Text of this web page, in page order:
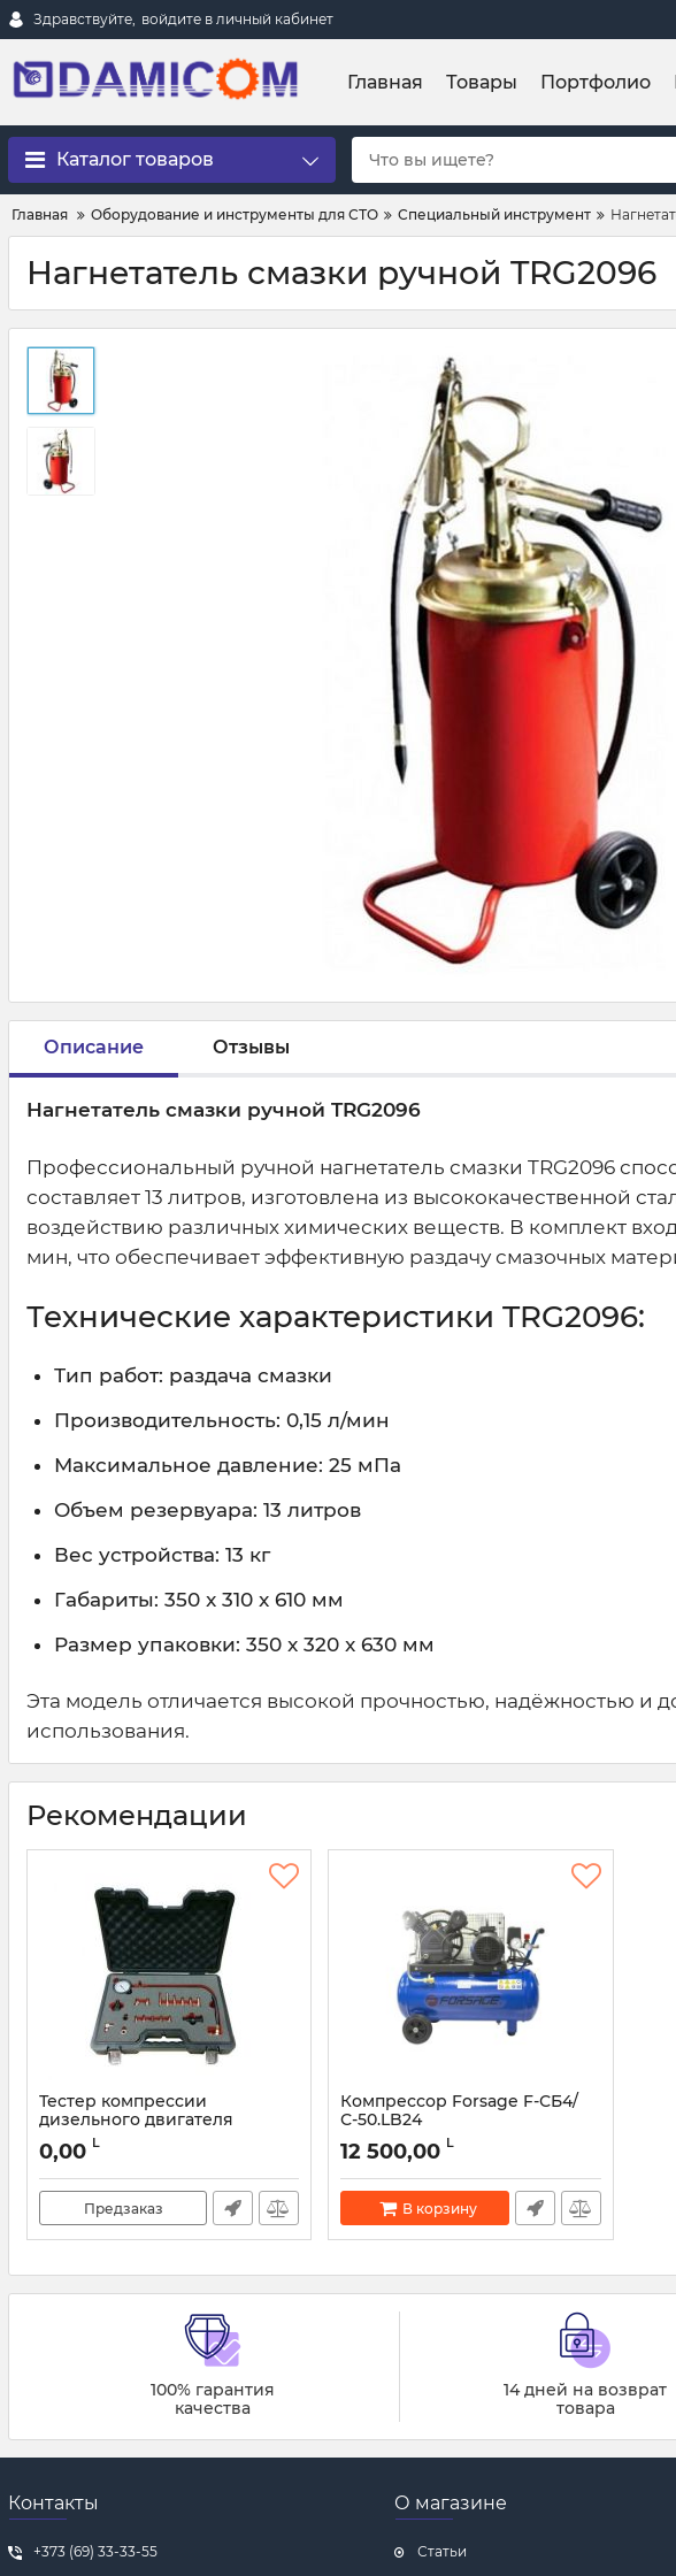
Здравствуйте, войдите в личный кабинет
Главная Товары Портфолио
Каталог товаров
Главная Оборудование и инструменты для СТО Специальный инструмент
Нагнетатель смазки ручной TRG2096
Описание Отзывы
Нагнетатель смазки ручной TRG2096
Профессиональный ручной нагнетатель смазки TRG2096
составляет 13 литров, изготовлена из высококачественной
воздействию различных химических веществ. В комплект
мин, что обеспечивает эффективную раздачу смазочных
Технические характеристики TRG2096:
Тип работ: раздача смазки
Производительность: 0,15 л/мин
Максимальное давление: 25 мПа
Объем резервуара: 13 литров
Вес устройства: 13 кг
Габариты: 350 x 310 x 610 мм
Размер упаковки: 350 x 320 x 630 мм
Эта модель отличается высокой прочностью, надёжностью и
использования.
Рекомендации
Тестер компрессии
дизельного двигателя
Forsage F-04A1014D - 19 пр.
Артикул:
0,00 L
Предзаказ
Компрессор Forsage F-СБ4/
С-50.LB24
Артикул: 47754
12 500,00 L
В корзину
100% гарантия
качества
14 дней на возврат
товара
Контакты
+373 (69) 33-33-55
О магазине
Статьи